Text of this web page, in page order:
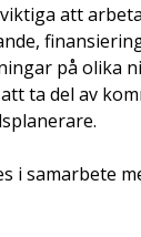
att
på olika
ta del av
i samarbete